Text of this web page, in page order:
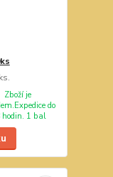
Zboží je
do
hodin. 1 bal